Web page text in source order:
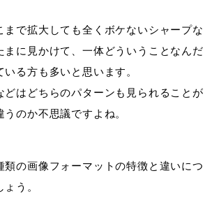
まで拡大しても全くボケないシャープな
まに見かけて、一体どういうことなんだ
る方も多いと思います。
どはどちらのパターンも見られることが
のか不思議ですよね。
類の画像フォーマットの特徴と違いにつ
う。